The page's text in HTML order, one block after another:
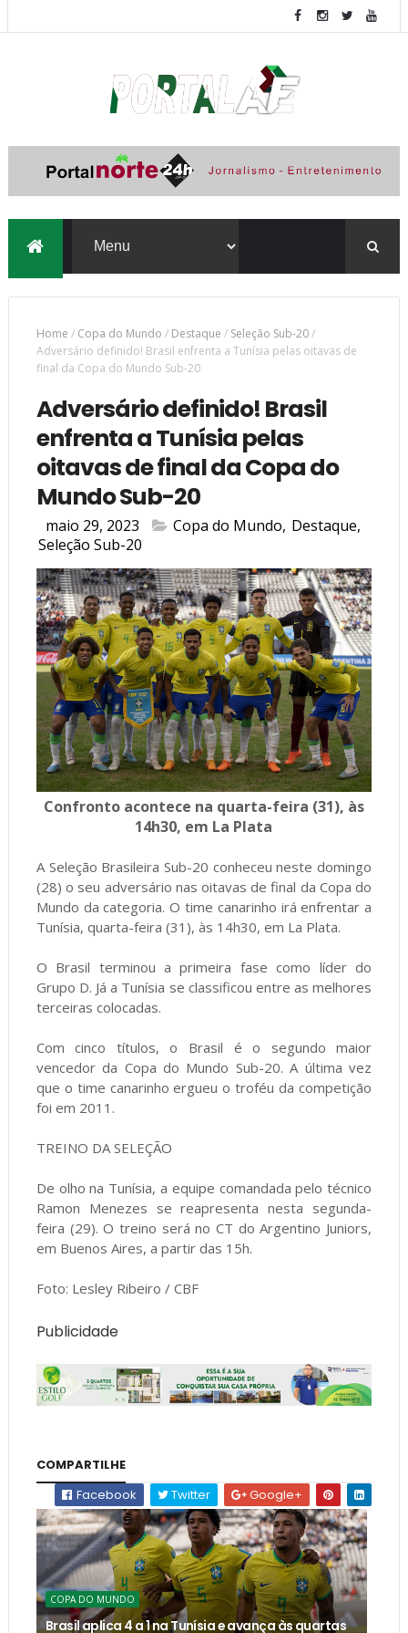
Home / Copa do Mundo / Destaque / Seleção Sub-20/
Adversário definido! Brasil enfrenta a Tunísia pelas oitavas de
final da Copa do Mundo Sub-20
Adversário definido! Brasil
enfrenta a Tunísia pelas
oitavas de final da Copa do
Mundo Sub-20
maio 29, 2023 Copa do Mundo, Destaque,
Seleção Sub-20
Confronto acontece na quarta-feira (31), às
14h30, em La Plata
A Seleção Brasileira Sub-20 conheceu neste domingo
(28) o seu adversário nas oitavas de final da Copa do
Mundo da categoria. O time canarinho irá enfrentar a
Tunísia, quarta-feira (31), às 14h30, em La Plata.
O Brasil terminou a primeira fase como líder do
Grupo D. Já a Tunísia se classificou entre as melhores
terceiras colocadas.
Com cinco títulos, o Brasil é o segundo maior
vencedor da Copa do Mundo Sub-20. A última vez
que o time canarinho ergueu o troféu da competição
foi em 2011.
TREINO DA SELEÇÃO
De olho na Tunísia, a equipe comandada pelo técnico
Ramon Menezes se reapresenta nesta segunda-
feira (29). O treino será no CT do Argentino Juniors,
em Buenos Aires, a partir das 15h.
Foto: Lesley Ribeiro / CBF
Publicidade
COMPARTILHE
Facebook
Twitter Google+
COPA DO MUNDO
Brasil aplica 4 a 1 na Tunísia e avança às quartas